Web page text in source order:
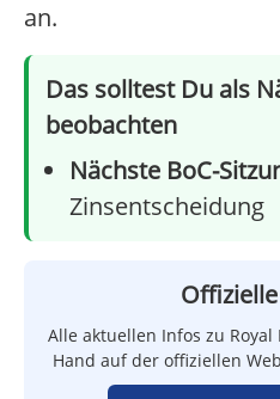
an.
Das solltest Du als
beobachten
Nächste BoC-
Zinsentscheidung
Alle aktuellen Infos zu
Hand auf der offiziellen